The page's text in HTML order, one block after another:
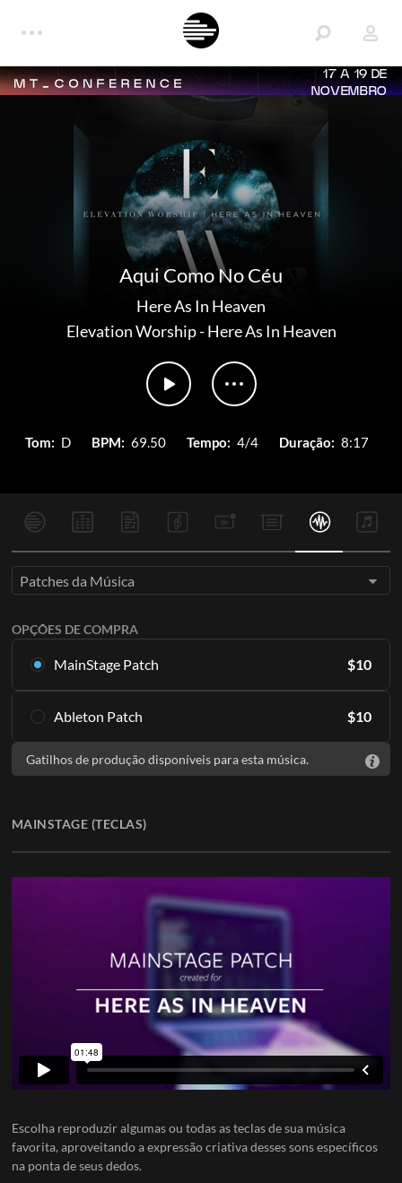
17 A 19 DE
NOVEMBRO
Aqui Como No Céu
Here As In Heaven
Elevation Worship-Here As In Heaven
Tom: D BPM: 69.50 Tempo: 4/4 Duração: 8:17
OPÇÕES DE COMPRA
MainStage Patch $10
ADICIONAR AO CARRINHO
Ableton Patch $10
Gatilhos de produção disponíveis para esta música.
Patches da Música
MAINSTAGE (TECLAS)
Escolha reproduzir algumas ou todas as teclas de sua música
favorita, aproveitando a expressão criativa desses sons específicos
na ponta de seus dedos.